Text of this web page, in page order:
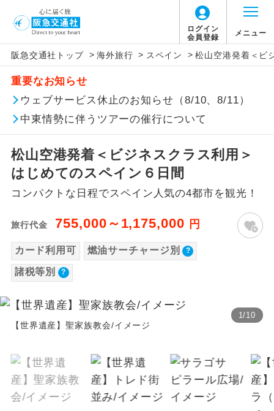
ログイン
会員登録
メニュー
阪急交通社トップ > 海外旅行 > スペイン > 松山空港発着＜ビ
重要なお知らせ
ウェブサービス休止のお知らせ（8/10、8/11）
中東情勢に伴うツアーの催行について
松山空港発着＜ビジネスクラス利用＞
はじめてのスペイン６日間
コンパクトな日程でスペイン人気の4都市を観光！
旅行代金 755,000～1,175,000 円
カード利用可 燃油サーチャージ別
諸税等別
1/10
【世界遺産】聖家族教会/イメージ
旅行代金に燃油サーチャージは含まれており
ません。別途お支払いが必要となります。
目安：53,000円（2026/06/24現在）
※上記の燃油サーチャージは変更になる場合
があります。
旅行代金に、以下の料金は含まれておりませ
ん。別途お支払が必要となります。
【日本国内空港施設使用料】
福岡空港
大人（12歳以上）2,530円、子供（2歳以上12
歳未満）1,260円
旅行代金に各国空港の旅客サービス施設使用
料と空港税等は含まれておりません。別途お
支払いが必要となります。
2026/8/12 大人（12歳以上）8,280円、子供
2026/8/26 大人（12歳以上）8,340円、子供
（2歳以上12歳未満）8,340円、幼児4,020円
（2歳以上12歳未満）8,390円、幼児4,030円
2026/9/9 大人（12歳以上）8,110円、子供
（2歳以上12歳未満）8,110円、幼児3,910円
このツアーは以下の出発地から追加代金でご参
加いただけます。
※リクエスト受付の場合、ご手配の可否は後日回答さ
せていただきます。
追加代金にて各地発着ありとは
当ツアーは日程表に記載の出発空港だけで
なく、各地より下記追加代金にて飛行機や
鉄道などを利用しご参加いただけます。
ご同行者様が異なる発着地をご希望の場合
は、当社予約センターまで連絡ください。
アイコン 説明
添乗員同行
往路出発空港（駅）から復路到着空港
（駅）まで同行します。
現地到着後、現地係員が同行しお世話い
たします。
バスガイド乗
バスガイドが乗務し、車内での観光案内
があります。
新コース 初登場のコースです。
世界遺産
ユネスコに登録されている文化遺産や自
然遺産を訪ねるコースです。
露天風呂
ご宿泊ホテルに露天風呂が付いていま
大浴場 ご宿泊ホテルに大浴場が付いています。
全てのお食事が付いていますので、お食